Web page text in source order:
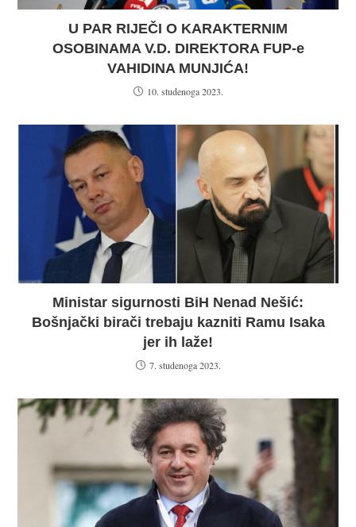
U PAR RIJEČI O KARAKTERNIM
OSOBINAMA V.D. DIREKTORA FUP-e
VAHIDINA MUNJIĆA!
10. studenoga 2023.
Ministar sigurnosti BiH Nenad Nešić:
Bošnjački birači trebaju kazniti Ramu Isaka
jer ih laže!
7. studenoga 2023.